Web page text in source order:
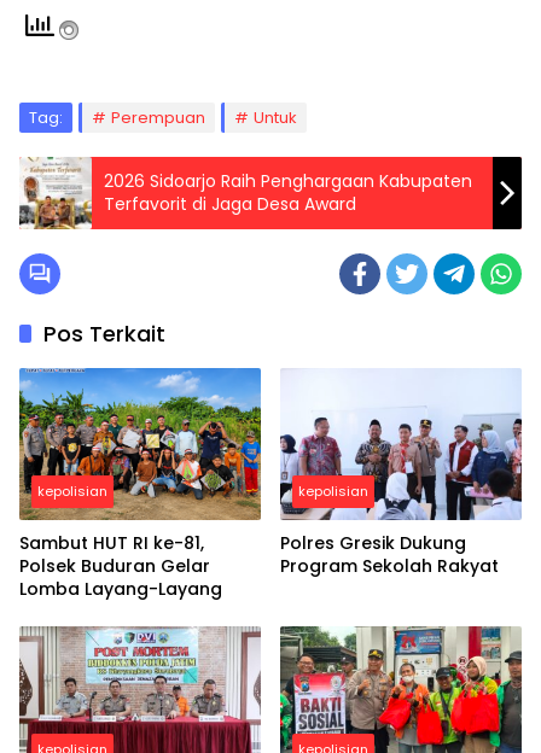
Tag: Perempuan Untuk
2026 Sidoarjo Raih Penghargaan Kabupaten
Terfavorit di Jaga Desa Award
Pos Terkait
kepolisian
Sambut HUT RI ke-81,
Polsek Buduran Gelar
Lomba Layang-Layang
kepolisian
Polres Gresik Dukung
Program Sekolah Rakyat
kepolisian kepolisian